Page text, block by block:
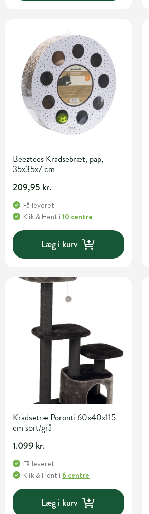
Beeztees Kradsebræt, pap,
35x35x7 cm
209,95 kr.
Få leveret
Klik & Hent i 10 centre
Læg i kurv
Kradsetræ Poronti 60x40x115
cm sort/grå
1.099 kr.
Få leveret
Klik & Hent i 6 centre
Læg i kurv